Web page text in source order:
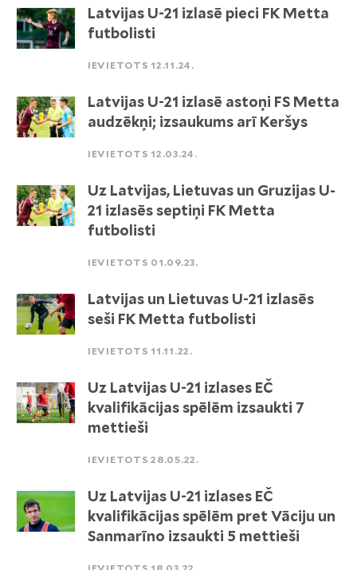
Latvijas U-21 izlasē pieci FK Metta
futbolisti
IEVIETOTS 12.11.24.
Latvijas U-21 izlasē astoņi FS Metta
audzēkņi; izsaukums arī Keršys
IEVIETOTS 12.03.24.
Uz Latvijas, Lietuvas un Gruzijas U-
21 izlasēs septiņi FK Metta
futbolisti
IEVIETOTS 01.09.23.
Latvijas un Lietuvas U-21 izlasēs
seši FK Metta futbolisti
IEVIETOTS 11.11.22.
Uz Latvijas U-21 izlases EČ
kvalifikācijas spēlēm izsaukti 7
mettieši
IEVIETOTS 28.05.22.
Uz Latvijas U-21 izlases EČ
kvalifikācijas spēlēm pret Vāciju un
Sanmarīno izsaukti 5 mettieši